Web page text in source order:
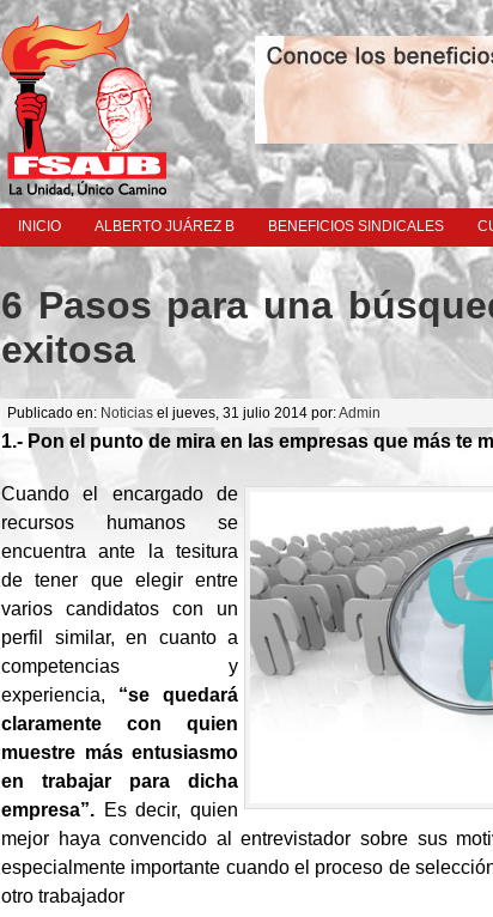
INICIO ALBERTO JUÁREZ B BENEFICIOS SINDICALES
6 Pasos para una
exitosa
Publicado en: Noticias el jueves, 31 julio 2014 por:Admin
1.- Pon el punto de mira en las empresas que más te
Cuando el encargado de
recursos humanos se
encuentra ante la tesitura
de tener que elegir entre
varios candidatos con un
perfil similar, en cuanto a
competencias y
experiencia, “se quedará
claramente con quien
muestre más entusiasmo
en trabajar para dicha
empresa”. Es decir, quien
mejor haya convencido al entrevistador sobre sus
especialmente importante cuando el proceso de
otro trabajador